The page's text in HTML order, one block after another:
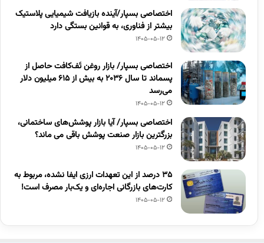
اختصاصی بسپار/آینده بازیافت شیمیایی پلاستیک
بیشتر از فناوری، به قوانین بستگی دارد
1405-05-12
اختصاصی بسپار/ بازار روغن تَف‌کافت حاصل از
پسماند تا سال ۲۰۳۶ به بیش از ۶۱۵ میلیون دلار
می‌رسد
1405-05-12
اختصاصی بسپار/ آیا بازار پوشش‌های ساختمانی،
بزرگترین بازار صنعت پوشش باقی می ماند؟
1405-05-12
۳۵ درصد از این تعهدات ارزی ایفا نشده، مربوط به
کارت‌های بازرگانی اجاره‌ای و یک‌بار مصرف است!
1405-05-12